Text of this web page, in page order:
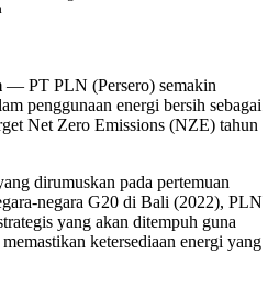
— PT PLN (Persero) semakin
penggunaan energi bersih sebagai
Net Zero Emissions (NZE) tahun
dirumuskan pada pertemuan
negara G20 di Bali (2022), PLN
yang akan ditempuh guna
ketersediaan energi yang